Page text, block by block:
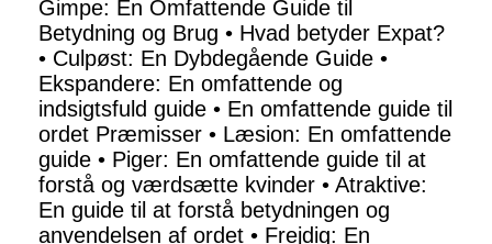
Gimpe: En Omfattende Guide til
Betydning og Brug • Hvad betyder Expat?
• Culpøst: En Dybdegående Guide •
Ekspandere: En omfattende og
indsigtsfuld guide • En omfattende guide til
ordet Præmisser • Læsion: En omfattende
guide • Piger: En omfattende guide til at
forstå og værdsætte kvinder • Atraktive:
En guide til at forstå betydningen og
anvendelsen af ordet • Frejdig: En